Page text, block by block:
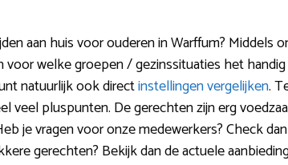
aan huis voor ouderen in Warffum? Middels
voor welke groepen / gezinssituaties het
natuurlijk ook directinstellingen vergelijken.
veel pluspunten. De gerechten zijn erg
je vragen voor onze medewerkers? Check
gerechten? Bekijk dan de actuele